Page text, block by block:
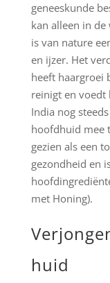
geneeskunde
kan alleen in
is van nature
en ijzer. Het
heeft haargroei
reinigt en
India nog
hoofdhuid mee
gezien als een
gezondheid en
met Honing).
huid